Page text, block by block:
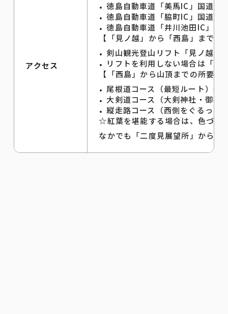
アクセス
徳島自動車道「美馬IC」国道
徳島自動車道「脇町IC」国道
徳島自動車道「井川池田IC」
【「見ノ越」から「西島」までの
剣山観光登山リフト「見ノ越
リフトを利用しない場合は「剣
【「西島」から山頂までの所要時
尾根道コース（最短ルート）→
大剣道コース（大剣神社・御
縦走路コース（西側をぐるっ
☆紅葉を堪能する場合は、色づく
なかでも「二度見展望所」から望